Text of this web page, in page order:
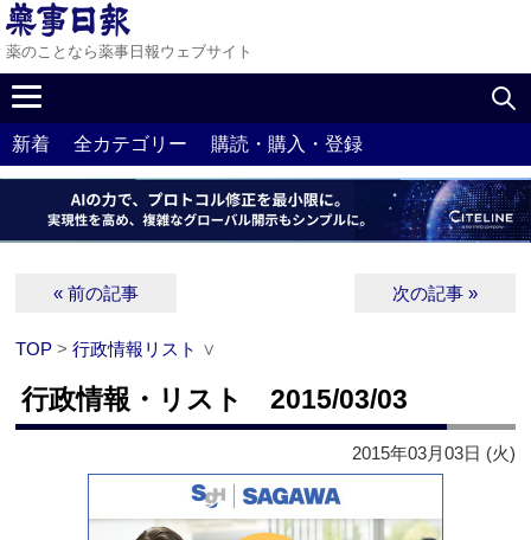
薬のことなら薬事日報ウェブサイト
新着 全カテゴリー 購読・購入・登録
« 前の記事 次の記事 »
TOP >行政情報リスト ∨
行政情報・リスト 2015/03/03
2015年03月03日 (火)